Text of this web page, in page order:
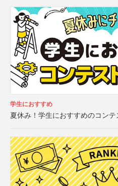
学生におすすめ
夏休み！学生におすすめのコンテ